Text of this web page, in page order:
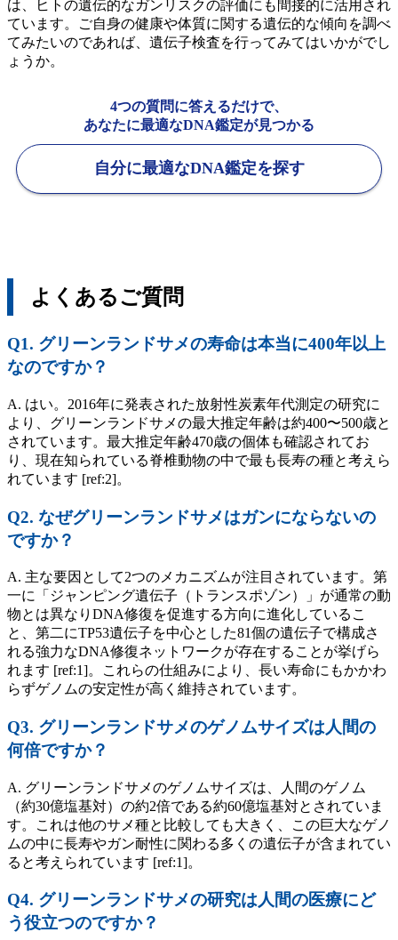
は、ヒトの遺伝的なガンリスクの評価にも間接的に活用され
ています。ご自身の健康や体質に関する遺伝的な傾向を調べ
てみたいのであれば、遺伝子検査を行ってみてはいかがでし
ょうか。
4つの質問に答えるだけで、
あなたに最適なDNA鑑定が見つかる
自分に最適なDNA鑑定を探す
よくあるご質問
Q1. グリーンランドサメの寿命は本当に400年以上
なのですか？
A. はい。2016年に発表された放射性炭素年代測定の研究に
より、グリーンランドサメの最大推定年齢は約400〜500歳と
されています。最大推定年齢470歳の個体も確認されてお
り、現在知られている脊椎動物の中で最も長寿の種と考えら
れています [ref:2]。
Q2. なぜグリーンランドサメはガンにならないの
ですか？
A. 主な要因として2つのメカニズムが注目されています。第
一に「ジャンピング遺伝子（トランスポゾン）」が通常の動
物とは異なりDNA修復を促進する方向に進化しているこ
と、第二にTP53遺伝子を中心とした81個の遺伝子で構成さ
れる強力なDNA修復ネットワークが存在することが挙げら
れます [ref:1]。これらの仕組みにより、長い寿命にもかかわ
らずゲノムの安定性が高く維持されています。
Q3. グリーンランドサメのゲノムサイズは人間の
何倍ですか？
A. グリーンランドサメのゲノムサイズは、人間のゲノム
（約30億塩基対）の約2倍である約60億塩基対とされていま
す。これは他のサメ種と比較しても大きく、この巨大なゲノ
ムの中に長寿やガン耐性に関わる多くの遺伝子が含まれてい
ると考えられています [ref:1]。
Q4. グリーンランドサメの研究は人間の医療にど
う役立つのですか？